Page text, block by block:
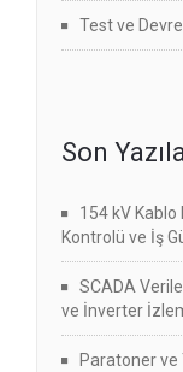
Test ve
Son
154 kV Kablo
Kontrolü ve İş
SCADA
ve İnverter
Paratoner